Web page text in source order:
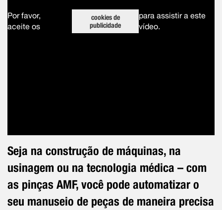
Por favor,
aceite os
cookies de
publicidade
para assistir a este
vídeo.
Seja na construção de máquinas, na
usinagem ou na tecnologia médica – com
as pinças AMF, você pode automatizar o
seu manuseio de peças de maneira precisa